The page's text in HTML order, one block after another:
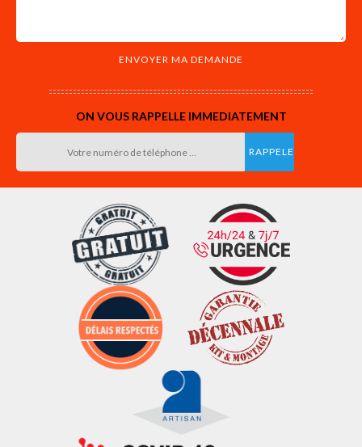
ON VOUS RAPPELLE IMMEDIATEMENT